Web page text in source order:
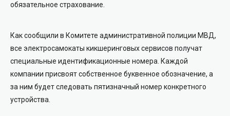
обязательное страхование.
Как сообщили в Комитете административной полиции МВД,
все электросамокаты кикшеринговых сервисов получат
специальные идентификационные номера. Каждой
компании присвоят собственное буквенное обозначение, а
за ним будет следовать пятизначный номер конкретного
устройства.